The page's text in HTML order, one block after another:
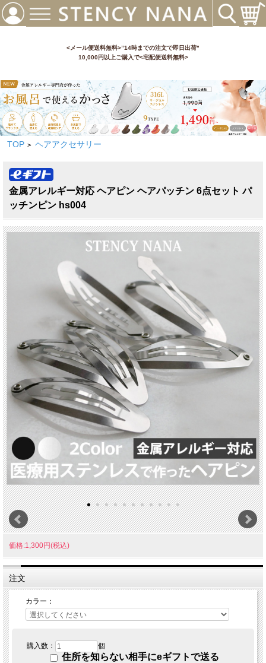
<メール便送料無料>”14時までの注文で即日出荷"
10,000円以上ご購入で<宅配便送料無料>
TOP > ヘアアクセサリー
金属アレルギー対応 ヘアピン ヘアパッチン 6点セット パ
ッチンピン hs004
価格:1,300円(税込)
注文
カラー：
購入数： 個
住所を知らない相手にeギフトで送る